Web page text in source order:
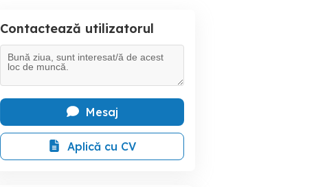
Contactează utilizatorul
Mesaj
Aplică cu CV